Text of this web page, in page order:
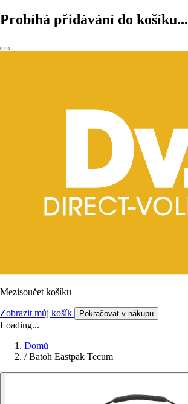
Probíhá přidávání do košíku...
Mezisoučet košíku
Zobrazit můj košík Pokračovat v nákupu
Loading...
Domů
/ Batoh Eastpak Tecum